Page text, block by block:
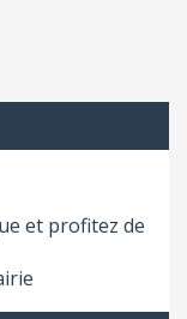
et profitez de